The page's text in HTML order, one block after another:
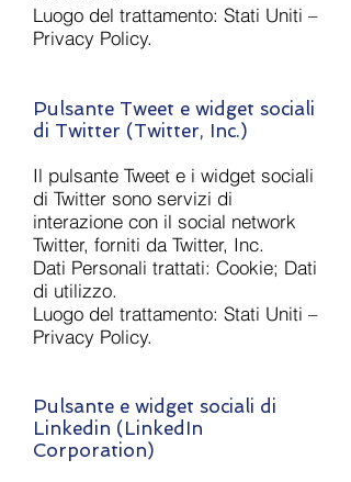
Luogo del trattamento: Stati Uniti –
Privacy Policy.
Pulsante Tweet e widget sociali
di Twitter (Twitter, Inc.)
Il pulsante Tweet e i widget sociali
di Twitter sono servizi di
interazione con il social network
Twitter, forniti da Twitter, Inc.
Dati Personali trattati: Cookie; Dati
di utilizzo.
Luogo del trattamento: Stati Uniti –
Privacy Policy.
Pulsante e widget sociali di
Linkedin (LinkedIn
Corporation)